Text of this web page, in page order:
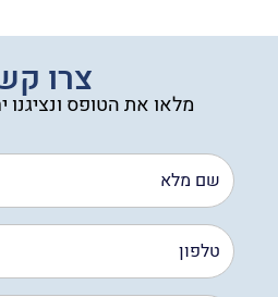
עד
צרו
מלאו את הטופס ונציגנו